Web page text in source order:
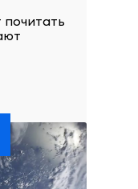
почитать